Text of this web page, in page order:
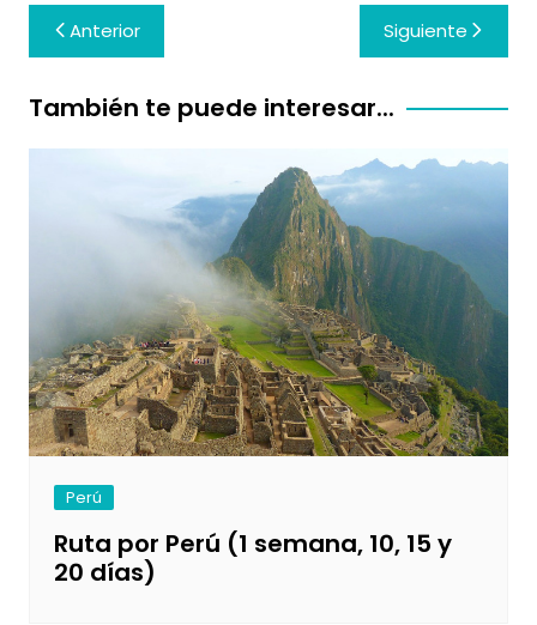
Navegación
de
entradas
Anterior Siguiente
También te puede interesar...
Perú
Ruta por Perú (1 semana, 10, 15 y
20 días)